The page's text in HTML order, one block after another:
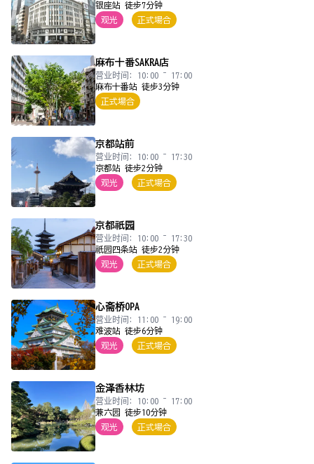
银座站 徒步7分钟
观光
正式場合
麻布十番SAKRA店
营业时间: 10:00 ~ 17:00
麻布十番站 徒步3分钟
正式場合
京都站前
营业时间: 10:00 ~ 17:30
京都站 徒步2分钟
观光
正式場合
京都祇园
营业时间: 10:00 ~ 17:30
祇园四条站 徒步2分钟
观光
正式場合
心斋桥OPA
营业时间: 11:00 ~ 19:00
难波站 徒步6分钟
观光
正式場合
金泽香林坊
营业时间: 10:00 ~ 17:00
兼六园 徒步10分钟
观光
正式場合